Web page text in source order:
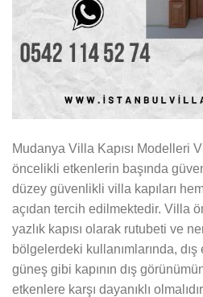
Mudanya Villa Kapısı Modelleri
öncelikli etkenlerin başında
düzey güvenlikli villa kapıları
açıdan tercih edilmektedir. Villa
yazlık kapısı olarak rutubeti ve
bölgelerdeki kullanımlarında,
güneş gibi kapının dış
etkenlere karşı dayanıklı